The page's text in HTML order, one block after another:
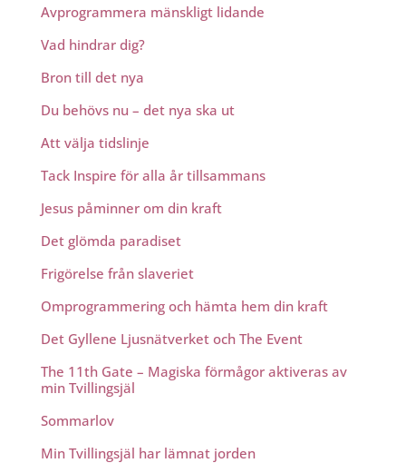
Avprogrammera mänskligt lidande
Vad hindrar dig?
Bron till det nya
Du behövs nu – det nya ska ut
Att välja tidslinje
Tack Inspire för alla år tillsammans
Jesus påminner om din kraft
Det glömda paradiset
Frigörelse från slaveriet
Omprogrammering och hämta hem din kraft
Det Gyllene Ljusnätverket och The Event
The 11th Gate – Magiska förmågor aktiveras av
min Tvillingsjäl
Sommarlov
Min Tvillingsjäl har lämnat jorden